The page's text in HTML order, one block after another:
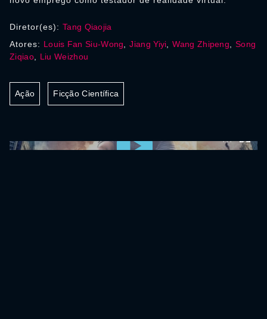
Diretor(es): Tang Qiaojia
Atores: Louis Fan Siu-Wong ,Jiang Yiyi ,Wang Zhipeng ,Song
Ziqiao, Liu Weizhou
Ação Ficção Científica